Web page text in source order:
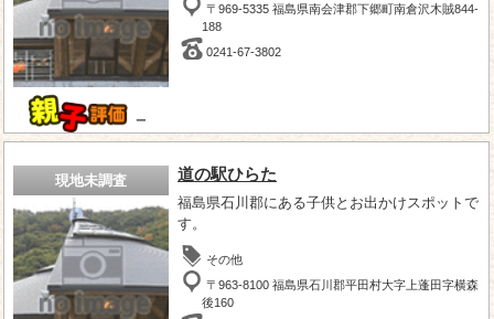
－
〒969-5335 福島県南会津郡下郷町南倉沢木賊844-
188
0241-67-3802
現地未調査 道の駅ひらた
福島県石川郡にある子供とお出かけスポットで
す。
その他
〒963-8100 福島県石川郡平田村大字上蓬田字横森
後160